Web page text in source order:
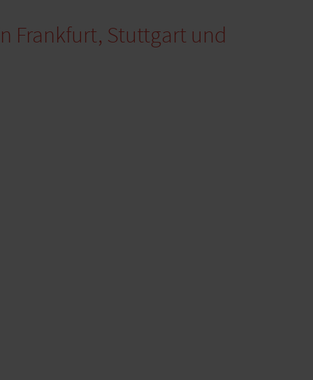
Frankfurt, Stuttgart und